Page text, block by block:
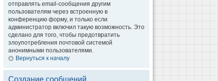
отправлять email-сообщения другим
пользователям через встроенную в
конференцию форму, и только если
администратор включил такую возможность. Это
сделано для того, чтобы предотвратить
злоупотребления почтовой системой
анонимными пользователями.
Вернуться к началу
Создание сообщений